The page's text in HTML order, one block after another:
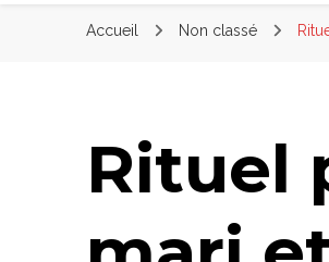
Accueil Non classé
Rituel